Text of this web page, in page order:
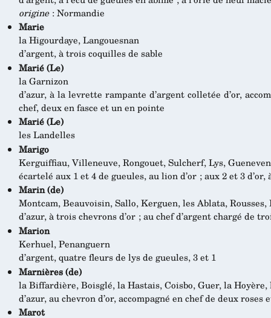
origine: Normandie
Marie
la Higourdaye, Langouesnan
d’argent, à trois coquilles de sable
Marié (Le)
la Garnizon
d’azur, à la levrette rampante d’argent colletée d’or,
chef, deux en fasce et un en pointe
Marié (Le)
les Landelles
Marigo
Kerguiffiau, Villeneuve, Rongouet, Sulcherf, Lys,
écartelé aux 1 et 4 de gueules, au lion d’or ; aux 2 et 3
Marin (de)
Montcam, Beauvoisin, Sallo, Kerguen, les Ablata,
d’azur, à trois chevrons d’or ; au chef d’argent chargé de
Marion
Kerhuel, Penanguern
d’argent, quatre fleurs de lys de gueules, 3 et 1
Marnières (de)
la Biffardière, Boisglé, la Hastais, Coisbo, Guer, la
d’azur, au chevron d’or, accompagné en chef de deux
Marot